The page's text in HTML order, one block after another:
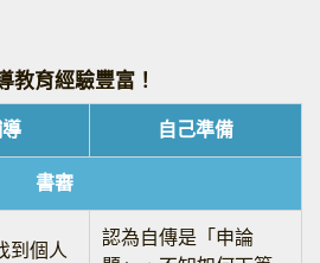
教育經驗豐富！
自己準備
書審
到個人
認為自傳是「申論